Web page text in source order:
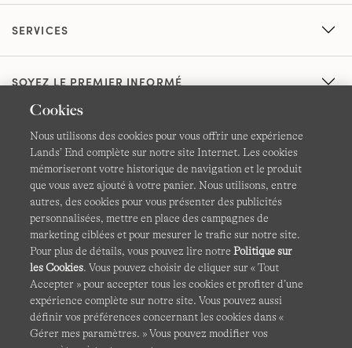
SERVICES
SOYEZ LE PREMIER INFORMÉ
CGV Confidentialité et sécurité
Cookies -Gérer mes paramètres Carte du site
Lands' End à l'international
Ce site Internet est protégé par reCAPTCHA.La politique de
Cookies
Nous utilisons des cookies pour vous offrir une expérience
Lands’ End complète sur notre site Internet. Les cookies
mémoriseront votre historique de navigation et le produit
que vous avez ajouté à votre panier. Nous utilisons, entre
autres, des cookies pour vous présenter des publicités
personnalisées, mettre en place des campagnes de
marketing ciblées et pour mesurer le trafic sur notre site.
Pour plus de détails, vous pouvez lire notrePolitique sur
les Cookies. Vous pouvez choisir de cliquer sur « Tout
Accepter » pour accepter tous les cookies et profiter d’une
expérience complète sur notre site. Vous pouvez aussi
définir vos préférences concernant les cookies dans «
Gérer mes paramètres. » Vous pouvez modifier vos